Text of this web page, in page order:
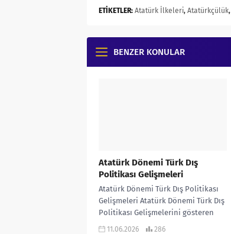
ETİKETLER: Atatürk İlkeleri, Atatürkçülük,
BENZER KONULAR
Atatürk Dönemi Türk Dış
Politikası Gelişmeleri
Atatürk Dönemi Türk Dış Politikası
Gelişmeleri Atatürk Dönemi Türk Dış
Politikası Gelişmelerini gösteren
infografik çalışmadır… KONU
11.06.2026 286